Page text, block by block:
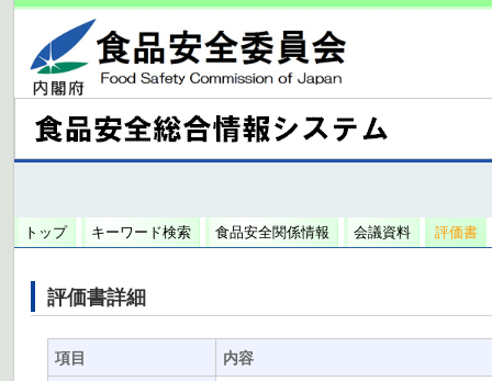
トップ キーワード検索 食品安全関係情報 会議資料 評価書
評価書詳細
項目 内容